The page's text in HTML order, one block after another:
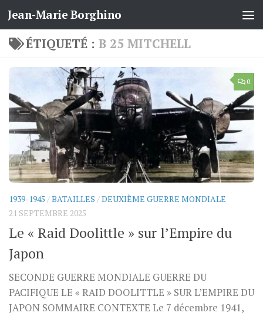
Skip to content
Jean-Marie Borghino
ÉTIQUETÉ : B 25 MITCHELL
0
1939-1945 /BATAILLES /DEUXIÈME GUERRE MONDIALE
21 SEPTEMBRE 2025
Le « Raid Doolittle » sur l’Empire du
Japon
SECONDE GUERRE MONDIALE GUERRE DU
PACIFIQUE LE « RAID DOOLITTLE » SUR L’EMPIRE DU
JAPON SOMMAIRE CONTEXTE Le 7 décembre 1941,